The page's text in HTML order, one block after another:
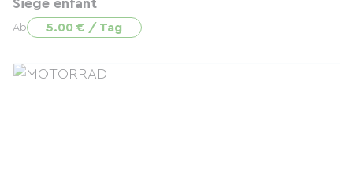
Siège enfant
Ab 5.00 € / Tag